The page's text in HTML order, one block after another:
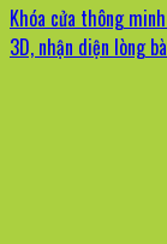
Khóa cửa thông
3D, nhận diện lòng